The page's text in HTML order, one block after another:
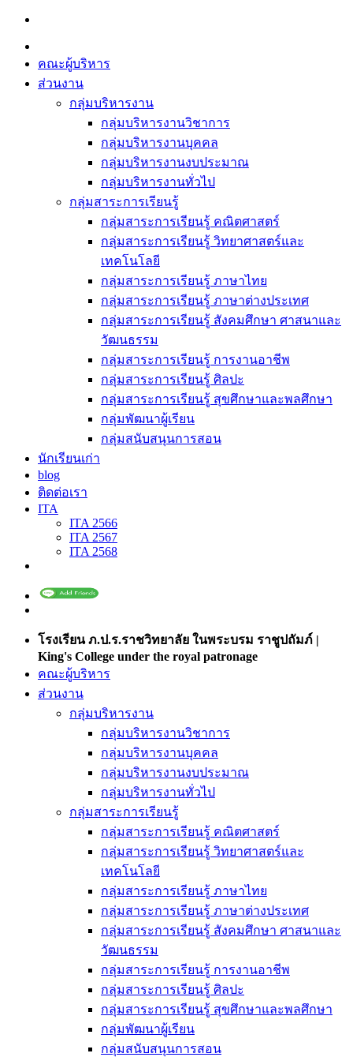
Skip
content
คณะผู้บริหาร
ส่วนงาน
กลุ่มบริหารงาน
กลุ่มบริหารงานวิชาการ
กลุ่มบริหารงานบุคคล
กลุ่มบริหารงานงบประมาณ
กลุ่มบริหารงานทั่วไป
กลุ่มสาระการเรียนรู้
กลุ่มสาระการเรียนรู้ คณิตศาสตร์
กลุ่มสาระการเรียนรู้ วิทยาศาสตร์และ
เทคโนโลยี
กลุ่มสาระการเรียนรู้ ภาษาไทย
กลุ่มสาระการเรียนรู้ ภาษาต่างประเทศ
กลุ่มสาระการเรียนรู้ สังคมศึกษา ศาสนาและ
วัฒนธรรม
กลุ่มสาระการเรียนรู้ การงานอาชีพ
กลุ่มสาระการเรียนรู้ ศิลปะ
กลุ่มสาระการเรียนรู้ สุขศึกษาและพลศึกษา
กลุ่มพัฒนาผู้เรียน
กลุ่มสนับสนุนการสอน
นักเรียนเก่า
blog
ติดต่อเรา
ITA
ITA 2566
ITA 2567
ITA 2568
โรงเรียน ภ.ป.ร.ราชวิทยาลัย ในพระบรม ราชูปถัมภ์ |
King's College under the royal patronage
คณะผู้บริหาร
ส่วนงาน
กลุ่มบริหารงาน
กลุ่มบริหารงานวิชาการ
กลุ่มบริหารงานบุคคล
กลุ่มบริหารงานงบประมาณ
กลุ่มบริหารงานทั่วไป
กลุ่มสาระการเรียนรู้
กลุ่มสาระการเรียนรู้ คณิตศาสตร์
กลุ่มสาระการเรียนรู้ วิทยาศาสตร์และ
เทคโนโลยี
กลุ่มสาระการเรียนรู้ ภาษาไทย
กลุ่มสาระการเรียนรู้ ภาษาต่างประเทศ
กลุ่มสาระการเรียนรู้ สังคมศึกษา ศาสนาและ
วัฒนธรรม
กลุ่มสาระการเรียนรู้ การงานอาชีพ
กลุ่มสาระการเรียนรู้ ศิลปะ
กลุ่มสาระการเรียนรู้ สุขศึกษาและพลศึกษา
กลุ่มพัฒนาผู้เรียน
กลุ่มสนับสนุนการสอน